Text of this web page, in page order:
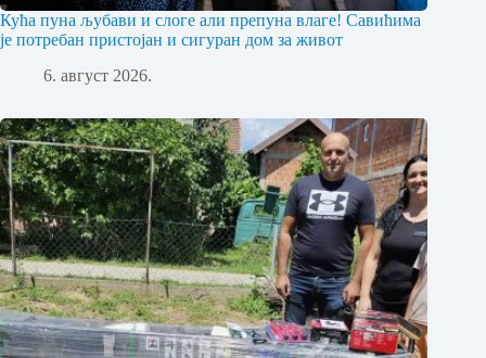
Кућа пуна љубави и слоге али препуна влаге! Савићима
је потребан пристојан и сигуран дом за живот
6. август 2026.